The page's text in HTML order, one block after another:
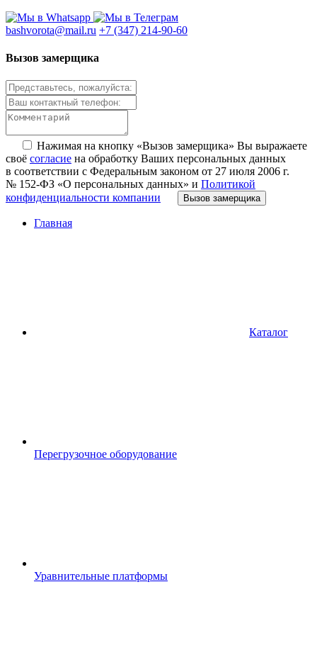
bashvorota@mail.ru +7 (347) 214-90-60
Вызов замерщика
Нажимая на кнопку «Вызов замерщика» Вы выражаете
своё согласие на обработку Ваших персональных данных
в соответствии с Федеральным законом от 27 июля 2006 г.
№ 152-ФЗ «О персональных данных» и Политикой
конфиденциальности компании
Вызов замерщика
Главная
Каталог
Перегрузочное оборудование
Уравнительные платформы